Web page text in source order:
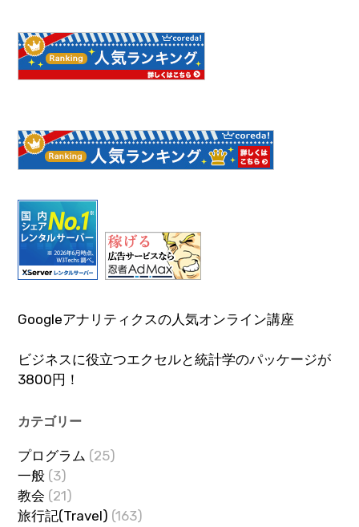
Googleアナリティクスの人気オンライン講座
ビジネスに役立つエクセルと統計学のパッケージが
3800円！
カテゴリー
プログラム (25)
一般 (3)
教会 (21)
旅行記(Travel) (163)